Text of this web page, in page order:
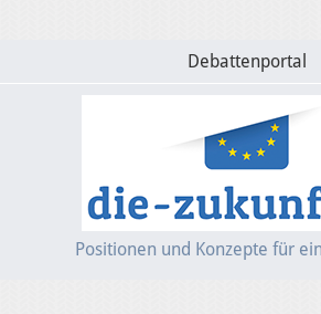
Debattenportal
Positionen und Konzepte für